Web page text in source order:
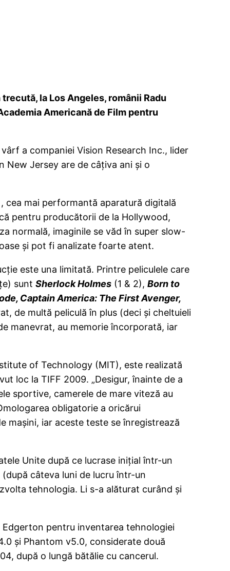
la Los Angeles, românii Radu
Americană de Film pentru
a companiei Vision Research Inc., lider
New Jersey are de câţiva ani şi o
cea mai performantă aparatură digitală
pentru producătorii de la Hollywood,
normală, imaginile se văd în super slow-
şi pot fi analizate foarte atent.
este una limitată. Printre peliculele care
suntSherlock Holmes (1 & 2),Born to
Captain America: The First Avenger,
de multă peliculă în plus (deci şi cheltuieli
manevrat, au memorie încorporată, iar
of Technology (MIT), este realizată
loc la TIFF 2009. „Desigur, înainte de a
sportive, camerele de mare viteză au
obligatorie a oricărui
maşini, iar aceste teste se înregistrează
Unite după ce lucrase iniţial într-un
câteva luni de lucru într-un
tehnologia. Li s-a alăturat curând şi
pentru inventarea tehnologiei
şi Phantom v5.0, considerate două
după o lungă bătălie cu cancerul.